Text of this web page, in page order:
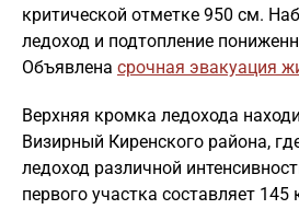
критической отметке 950 см.
ледоход и подтопление
Объявлена срочная эвакуация
Верхняя кромка ледохода
Визирный Киренского района,
ледоход различной
первого участка составляет 145